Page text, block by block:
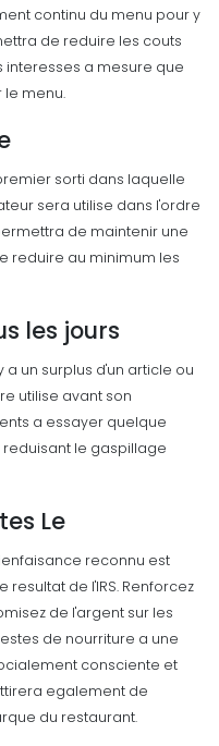
continu du menu pour y
de reduire les couts
a mesure que
le menu.
sorti dans laquelle
sera utilise dans l'ordre
de maintenir une
reduire au minimum les
les jours
un surplus d'un article ou
utilise avant son
a essayer quelque
le gaspillage
Le
reconnu est
de l'IRS. Renforcez
de l'argent sur les
de nourriture a une
consciente et
egalement de
du restaurant.